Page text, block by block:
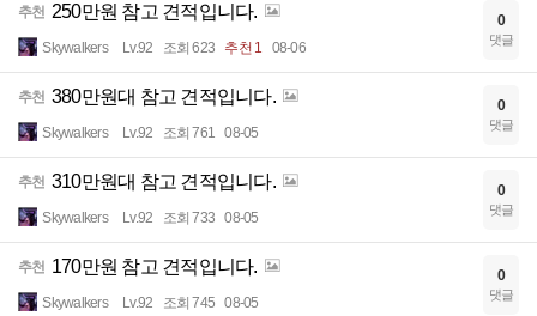
추천 250만원 참고 견적입니다.
Skywalkers Lv.92 조회 623 추천 1 08-06
0
댓글
추천 380만원대 참고 견적입니다.
Skywalkers Lv.92 조회 761 08-05
0
댓글
추천 310만원대 참고 견적입니다.
Skywalkers Lv.92 조회 733 08-05
0
댓글
추천 170만원 참고 견적입니다.
Skywalkers Lv.92 조회 745 08-05
0
댓글